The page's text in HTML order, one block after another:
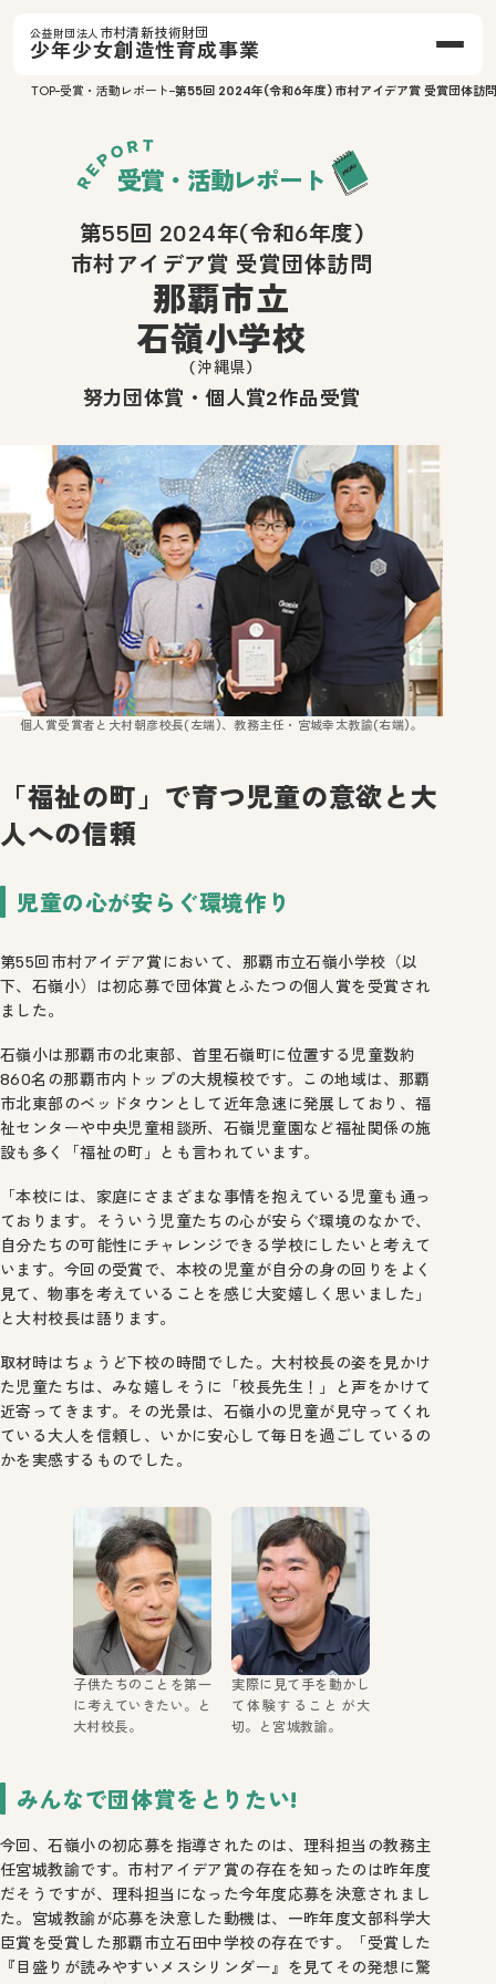
公益財団法人 市村清新技術財団
少年少女創造性育成事業
TOP 受賞・活動レポート 第55回 2024年(令和6年度) 市村アイデア賞 受賞団体訪
受賞・活動レポート
第55回 2024年(令和6年度)
市村アイデア賞 受賞団体訪問
那覇市立
石嶺小学校
(沖縄県)
努力団体賞・個人賞2作品受賞
個人賞受賞者と大村朝彦校長(左端)、教務主任・宮城幸太教諭(右端)。
「福祉の町」で育つ児童の意欲と大
人への信頼
児童の心が安らぐ環境作り
第55回市村アイデア賞において、那覇市立石嶺小学校（以
下、石嶺小）は初応募で団体賞とふたつの個人賞を受賞され
ました。
石嶺小は那覇市の北東部、首里石嶺町に位置する児童数約
860名の那覇市内トップの大規模校です。この地域は、那覇
市北東部のベッドタウンとして近年急速に発展しており、福
祉センターや中央児童相談所、石嶺児童園など福祉関係の施
設も多く「福祉の町」とも言われています。
「本校には、家庭にさまざまな事情を抱えている児童も通っ
ております。そういう児童たちの心が安らぐ環境のなかで、
自分たちの可能性にチャレンジできる学校にしたいと考えて
います。今回の受賞で、本校の児童が自分の身の回りをよく
見て、物事を考えていることを感じ大変嬉しく思いました」
と大村校長は語ります。
取材時はちょうど下校の時間でした。大村校長の姿を見かけ
た児童たちは、みな嬉しそうに「校長先生！」と声をかけて
近寄ってきます。その光景は、石嶺小の児童が見守ってくれ
ている大人を信頼し、いかに安心して毎日を過ごしているの
かを実感するものでした。
子供たちのことを第一
に考えていきたい。と
大村校長。
実際に見て手を動かし
て体験することが大
切。と宮城教諭。
みんなで団体賞をとりたい!
今回、石嶺小の初応募を指導されたのは、理科担当の教務主
任宮城教諭です。市村アイデア賞の存在を知ったのは昨年度
だそうですが、理科担当になった今年度応募を決意されまし
た。宮城教諭が応募を決意した動機は、一昨年度文部科学大
臣賞を受賞した那覇市立石田中学校の存在です。「受賞した
『目盛りが読みやすいメスシリンダー』を見てその発想に驚